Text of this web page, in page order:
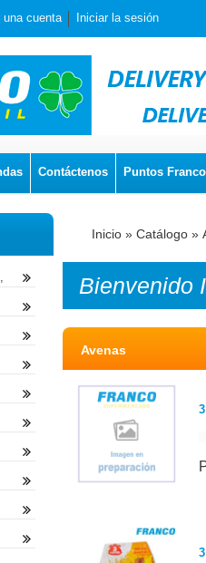
una cuenta Iniciar la sesión
Contáctenos Puntos Franco
Inicio » Catálogo »
Bienvenido
Avenas